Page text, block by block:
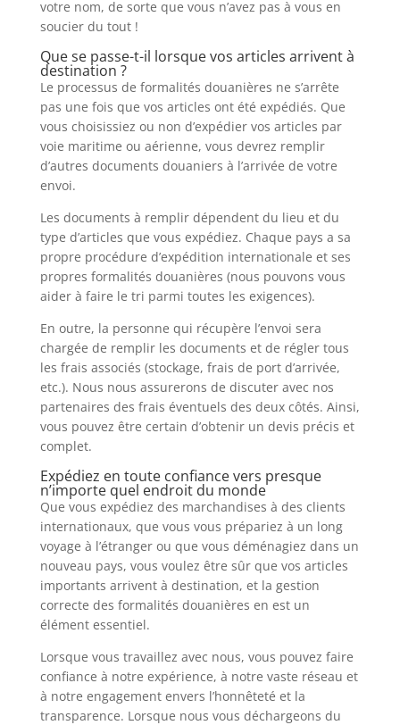
votre nom, de sorte que vous n’avez pas à vous en
soucier du tout !
Que se passe-t-il lorsque vos articles arrivent à
destination ?
Le processus de formalités douanières ne s’arrête
pas une fois que vos articles ont été expédiés. Que
vous choisissiez ou non d’expédier vos articles par
voie maritime ou aérienne, vous devrez remplir
d’autres documents douaniers à l’arrivée de votre
envoi.
Les documents à remplir dépendent du lieu et du
type d’articles que vous expédiez. Chaque pays a sa
propre procédure d’expédition internationale et ses
propres formalités douanières (nous pouvons vous
aider à faire le tri parmi toutes les exigences).
En outre, la personne qui récupère l’envoi sera
chargée de remplir les documents et de régler tous
les frais associés (stockage, frais de port d’arrivée,
etc.). Nous nous assurerons de discuter avec nos
partenaires des frais éventuels des deux côtés. Ainsi,
vous pouvez être certain d’obtenir un devis précis et
complet.
Expédiez en toute confiance vers presque
n’importe quel endroit du monde
Que vous expédiez des marchandises à des clients
internationaux, que vous vous prépariez à un long
voyage à l’étranger ou que vous déménagiez dans un
nouveau pays, vous voulez être sûr que vos articles
importants arrivent à destination, et la gestion
correcte des formalités douanières en est un
élément essentiel.
Lorsque vous travaillez avec nous, vous pouvez faire
confiance à notre expérience, à notre vaste réseau et
à notre engagement envers l’honnêteté et la
transparence. Lorsque nous vous déchargeons du